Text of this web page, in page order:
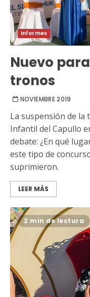
Informes
Nuevo
tronos
NOVIEMBRE 2019
La suspensión de la
Infantil del Capullo
debate: ¿En qué
este tipo de
suprimieron.
LEER MÁS
2 min de lectura